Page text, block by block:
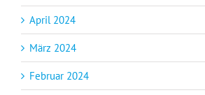
April 2024
März 2024
Februar 2024